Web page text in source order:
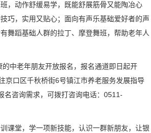
，动作舒缓易学，既能舒展筋骨又能陶冶心
巧，实用又贴心；面向有声乐基础爱好者的声
舞蹈基础人群的拉丁、摩登舞班，帮助老年人
中老年朋友开放报名，报名通道即日起开
京口区千秋桥街6号镇江市养老服务发展指导
名咨询需求，可拨打咨询电话：0511-
课堂，学一项新技能，认识一群新朋友，让银